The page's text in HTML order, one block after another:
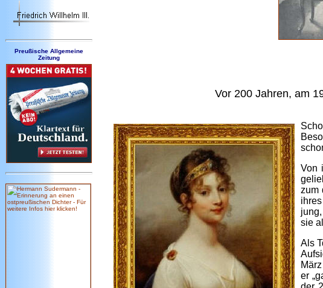
Preußische Allgemeine
Zeitung
Vor 200 Jahren, am
Von
zum
sie
Als
er